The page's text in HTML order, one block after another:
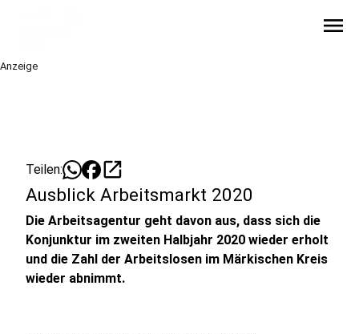
menu
Anzeige
Teilen: open_in_new
Ausblick Arbeitsmarkt 2020
Die Arbeitsagentur geht davon aus, dass sich die
Konjunktur im zweiten Halbjahr 2020 wieder erholt
und die Zahl der Arbeitslosen im Märkischen Kreis
wieder abnimmt.